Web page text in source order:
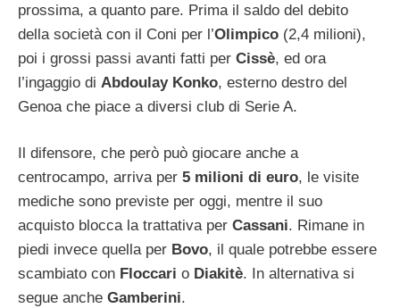
prossima, a quanto pare. Prima il saldo del debito
della società con il Coni per l’Olimpico (2,4 milioni),
poi i grossi passi avanti fatti per Cissè, ed ora
l’ingaggio di Abdoulay Konko, esterno destro del
Genoa che piace a diversi club di Serie A.
Il difensore, che però può giocare anche a
centrocampo, arriva per 5 milioni di euro, le visite
mediche sono previste per oggi, mentre il suo
acquisto blocca la trattativa per Cassani. Rimane in
piedi invece quella per Bovo, il quale potrebbe essere
scambiato con Floccari o Diakitè. In alternativa si
segue anche Gamberini.